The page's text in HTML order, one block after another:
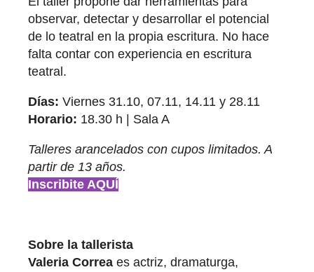
observar, detectar y desarrollar el potencial
de lo teatral en la propia escritura. No hace
falta contar con experiencia en escritura
teatral.
Días: Viernes 31.10, 07.11, 14.11 y 28.11
Horario: 18.30 h | Sala A
Talleres arancelados con cupos limitados. A
partir de 13 años.
Inscribite AQUÍ
Sobre la tallerista
Valeria Correa es actriz, dramaturga,